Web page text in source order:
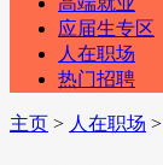
应届生专区
人在职场
热门招聘
主页 > 人在职场 >